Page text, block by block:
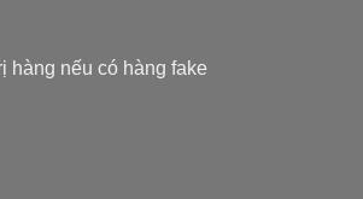
hàng nếu có hàng fake